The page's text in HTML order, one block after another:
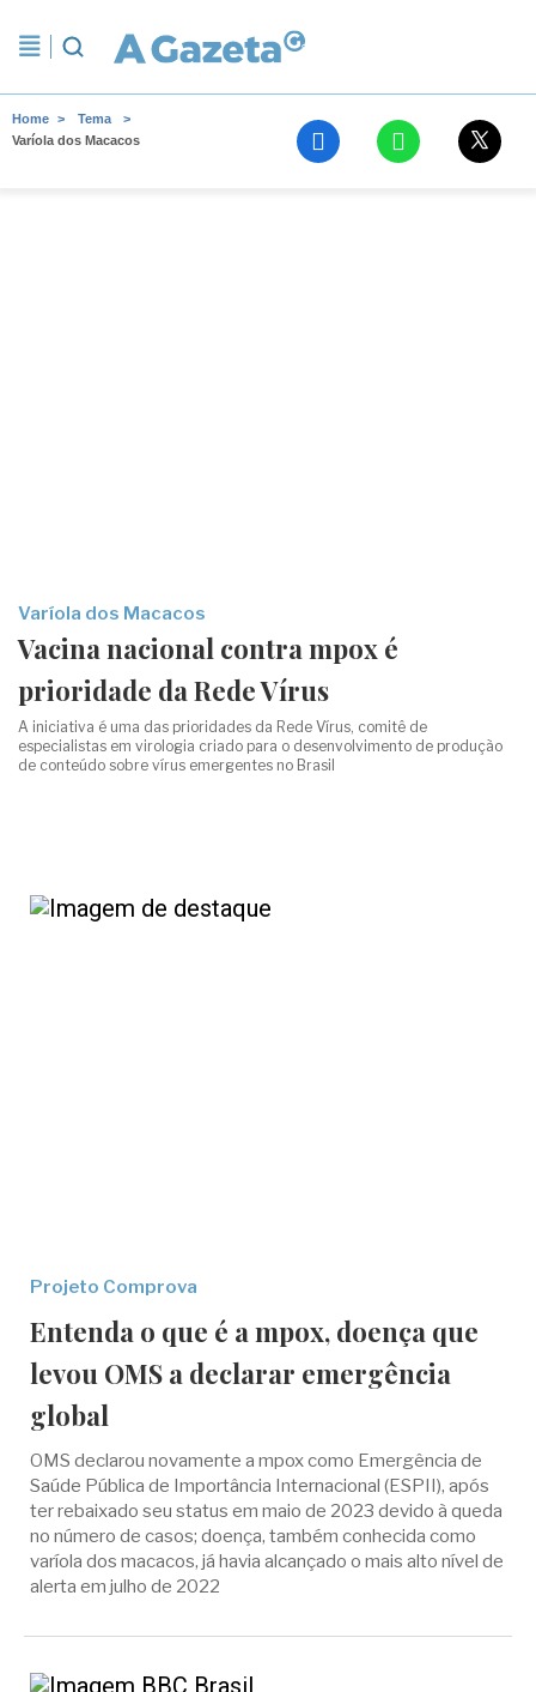
Home
Tema
Varíola dos Macacos
Varíola dos Macacos
Vacina nacional contra mpox é
prioridade da Rede Vírus
A iniciativa é uma das prioridades da Rede Vírus, comitê de
especialistas em virologia criado para o desenvolvimento de produção
de conteúdo sobre vírus emergentes no Brasil
Projeto Comprova
Entenda o que é a mpox, doença que
levou OMS a declarar emergência
global
OMS declarou novamente a mpox como Emergência de
Saúde Pública de Importância Internacional (ESPII), após
ter rebaixado seu status em maio de 2023 devido à queda
no número de casos; doença, também conhecida como
varíola dos macacos, já havia alcançado o mais alto nível de
alerta em julho de 2022